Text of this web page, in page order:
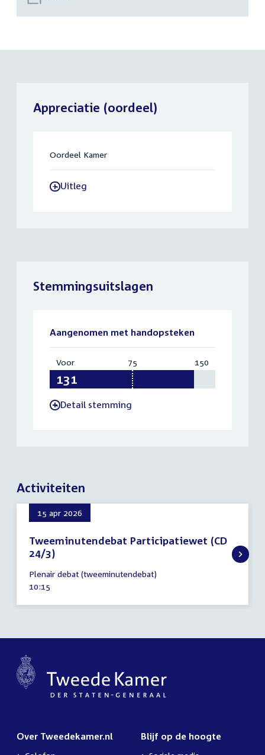
Appreciatie (oordeel)
Oordeel Kamer
-Uitleg
Stemmingsuitslagen
Aangenomen met handopsteken
Voor:
131
75 150
-Detail stemming
Activiteiten
15 apr 2026
Tweeminutendebat Participatiewet (CD
24/3)
april
2026
Plenair debat (tweeminutendebat)
Tijd
10:15
Over Tweedekamer.nl Blijf op de hoogte